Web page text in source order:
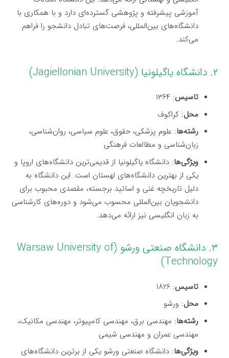
آموزشی پیشرفته و پژوهشی گسترده‌ای دارد و با همکاری با
دانشگاه‌های بین‌المللی، فرصت‌های تبادل دانشجو را فراهم
می‌کند.
۲. دانشگاه یاگیلونیا (Jagiellonian University)
تاسیس: ۱۳۶۴
محل: کراکوف
رشته‌ها: علوم پزشکی، حقوق، علوم سیاسی، روان‌شناسی،
زبان‌شناسی و مطالعات فرهنگی
ویژگی‌ها: دانشگاه یاگیلونیا از قدیمی‌ترین دانشگاه‌های اروپا و
یکی از بهترین دانشگاه‌های لهستان است. این دانشگاه به
دلیل تاریخچه غنی و اساتید برجسته، مقصدی محبوب برای
دانشجویان بین‌المللی محسوب می‌شود و دوره‌های کارشناسی
به زبان انگلیسی نیز ارائه می‌دهد.
۳. دانشگاه صنعتی ورشو (Warsaw University of
Technology)
تاسیس: ۱۸۲۶
محل: ورشو
رشته‌ها: مهندسی برق، مهندسی کامپیوتر، مهندسی مکانیک،
مهندسی عمران و مهندسی شیمی
ویژگی‌ها: دانشگاه صنعتی ورشو یکی از برترین دانشگاه‌های